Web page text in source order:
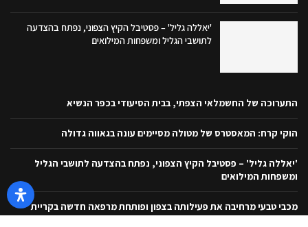
'יאללה גליל' – פסטיבל הקיץ הצפוני, נפתח בהצדעה
לתושבי הגליל ומשפחות המילואים
התערוכה של החשמלאי הצפתי, בבית הסיעודי בכפר הנשיא
הוקי קרח: המאסטרס של מטולה מסיימים עונה בגאווה גדולה
'יאללה גליל' – פסטיבל הקיץ הצפוני, נפתח בהצדעה לתושבי הגליל
ומשפחות המילואים
מכבי טבעי מרחיבה את פעילותה בצפון ופותחת מרפאה חדשה בקריית
שמונה